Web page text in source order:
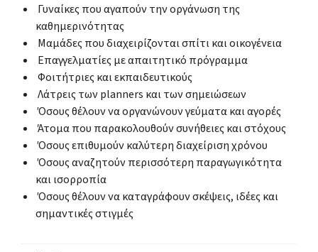
Γυναίκες που αγαπούν την οργάνωση της
καθημερινότητας
Μαμάδες που διαχειρίζονται σπίτι και οικογένεια
Επαγγελματίες με απαιτητικό πρόγραμμα
Φοιτήτριες και εκπαιδευτικούς
Λάτρεις των planners και των σημειώσεων
Όσους θέλουν να οργανώνουν γεύματα και αγορές
Άτομα που παρακολουθούν συνήθειες και στόχους
Όσους επιθυμούν καλύτερη διαχείριση χρόνου
Όσους αναζητούν περισσότερη παραγωγικότητα
και ισορροπία
Όσους θέλουν να καταγράφουν σκέψεις, ιδέες και
σημαντικές στιγμές